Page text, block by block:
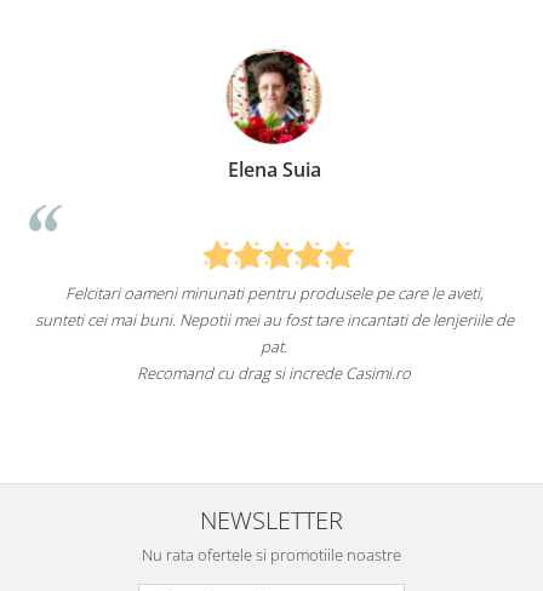
Elena Suia
Felcitari oameni minunati pentru produsele pe care le aveti,
sunteti cei mai buni. Nepotii mei au fost tare incantati de lenjeriile de
pat.
Recomand cu drag si increde Casimi.ro
NEWSLETTER
Nu rata ofertele si promotiile noastre